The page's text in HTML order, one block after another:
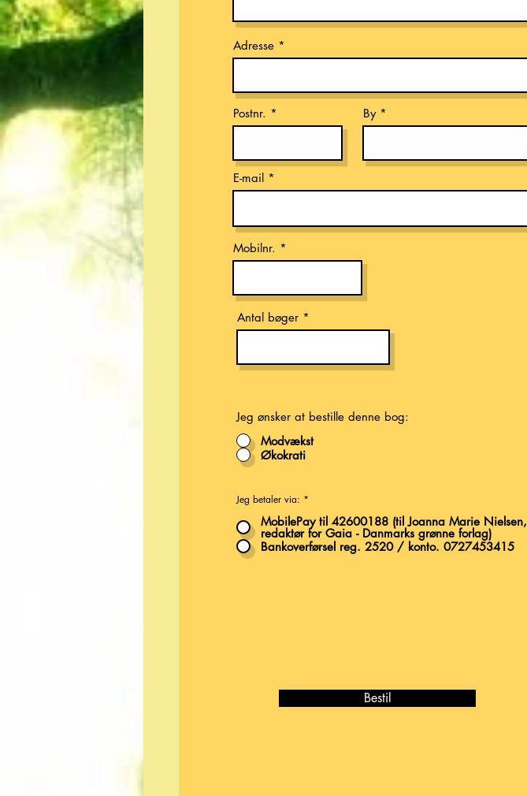
Adresse
Postnr. By
E-mail
Mobilnr.
Antal bøger
Jeg ønsker at bestille denne bog:
Modvækst
Økokrati
Jeg betaler via: *
MobilePay til 42600188 (til Joanna Marie Nielsen,
redaktør for Gaia - Danmarks grønne forlag)
Bankoverførsel reg. 2520 / konto. 0727453415
Bestil